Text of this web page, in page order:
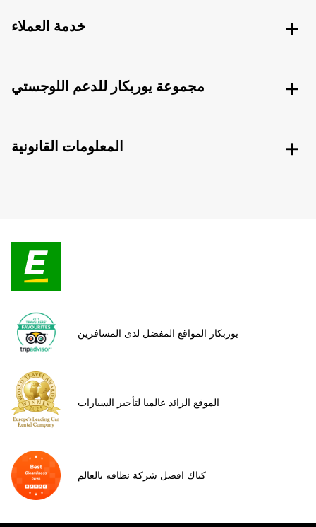
خدمة العملاء
مجموعة يوربكار للدعم اللوجستي
المعلومات القانونية
يوربكار المواقع المفضل لدى المسافرين
الموقع الرائد عالميا لتأجير السيارات
كياك افضل شركة نظافه بالعالم